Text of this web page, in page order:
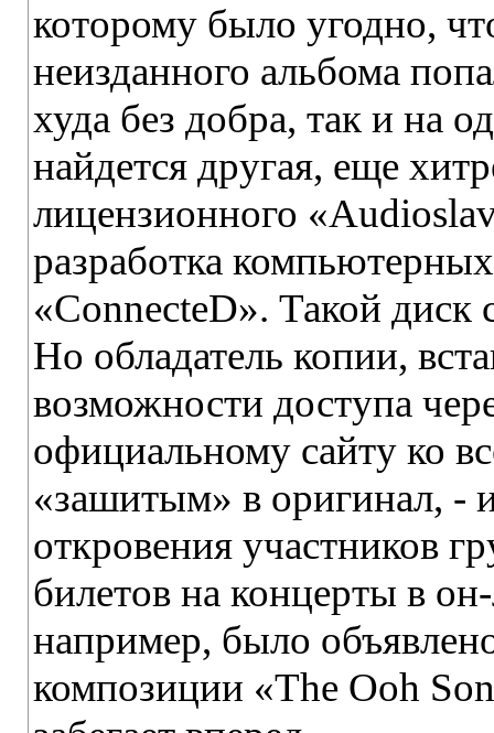
которому было угодно,
неизданного альбома
худа без добра, так и на
найдется другая, еще
лицензионного
разработка
«ConnecteD». Такой диск
Но обладатель копии,
возможности доступа
официальному сайту ко
«зашитым» в оригинал, -
откровения участников
билетов на концерты в
например, было
композиции «The Ooh